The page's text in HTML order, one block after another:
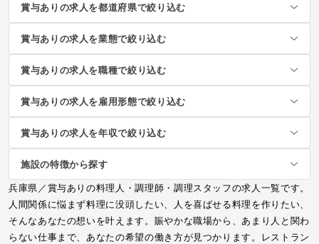
賞与ありの求人を都道府県で絞り込む
賞与ありの求人を業態で絞り込む
賞与ありの求人を職種で絞り込む
賞与ありの求人を雇用形態で絞り込む
賞与ありの求人を年収で絞り込む
施設の特徴から探す
兵庫県／賞与ありの料理人・調理師・調理スタッフの求人一覧です。
人間関係に悩まず料理に没頭したい、人を喜ばせる料理を作りたい、
そんなあなたの想いを叶えます。賑やかな職場から、あまり人と関わ
らない仕事まで、あなたの希望の働き方が見つかります。レストラン